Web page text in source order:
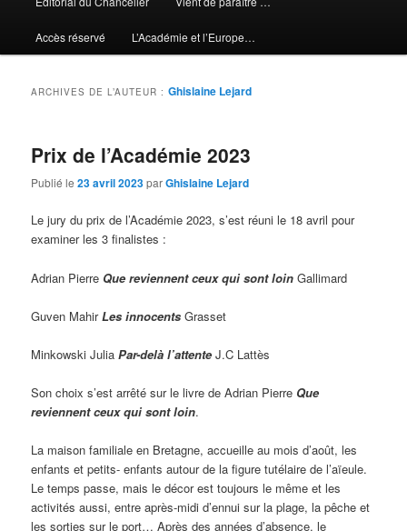
Accès réservé L’Académie et l’Europe…
ARCHIVES DE L’AUTEUR :Ghislaine Lejard
Prix de l’Académie 2023
Publié le23 avril 2023parGhislaine Lejard
Le jury du prix de l’Académie 2023, s’est réuni le 18 avril pour
examiner les 3 finalistes :
Adrian Pierre Que reviennent ceux qui sont loin Gallimard
Guven MahirLes innocentsGrasset
Minkowski JuliaPar-delà l’attente J.C Lattès
Son choix s’est arrêté sur le livre de Adrian Pierre Que
reviennent ceux qui sont loin.
La maison familiale en Bretagne, accueille au mois d’août, les
enfants et petits- enfants autour de la figure tutélaire de l’aïeule.
Le temps passe, mais le décor est toujours le même et les
activités aussi, entre après-midi d’ennui sur la plage, la pêche et
les sorties sur le port… Après des années d’absence, le